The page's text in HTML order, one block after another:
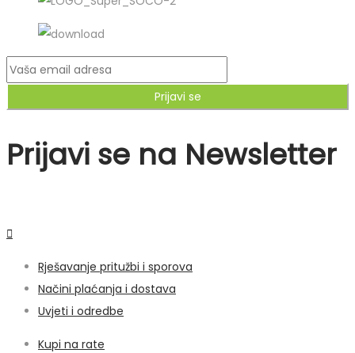
Prijavi se
Prijavi se na Newsletter
Rješavanje pritužbi i sporova
Načini plaćanja i dostava
Uvjeti i odredbe
Kupi na rate